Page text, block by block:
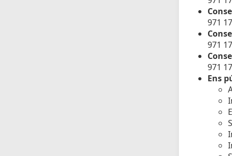
971
971
971
Ens